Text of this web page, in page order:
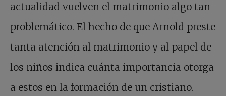
actualidad vuelven el matrimonio algo tan
problemático. El hecho de que Arnold preste
tanta atención al matrimonio y al papel de
los niños indica cuánta importancia otorga
a estos en la formación de un cristiano.